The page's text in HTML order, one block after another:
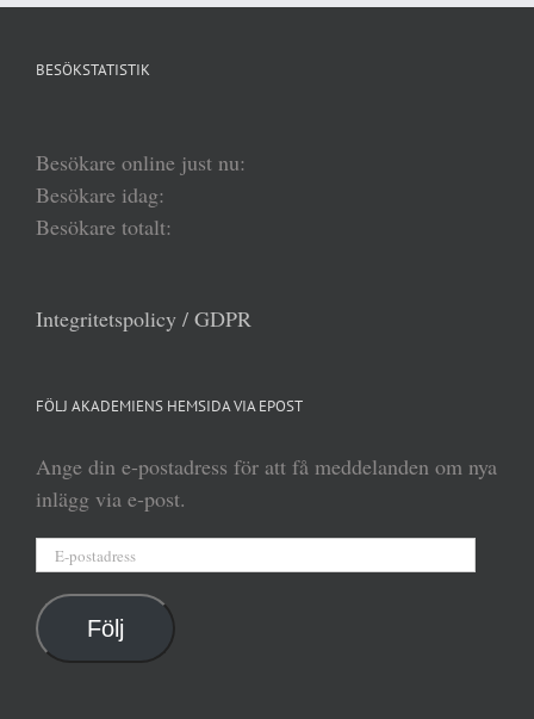
BESÖKSTATISTIK
Besökare online just nu:
Besökare idag:
Besökare totalt:
Integritetspolicy / GDPR
FÖLJ AKADEMIENS HEMSIDA VIA EPOST
Ange din e-postadress för att få meddelanden om nya
inlägg via e-post.
Följ